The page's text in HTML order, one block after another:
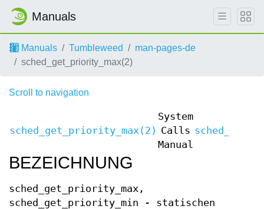
Manuals
Manuals Tumbleweed
man-pages-de
sched_get_priority_max(2)
Scroll to navigation
sched_get_priority_max(2)
System
Calls
Manual
BEZEICHNUNG
sched_get_priority_max,
sched_get_priority_min - statischen